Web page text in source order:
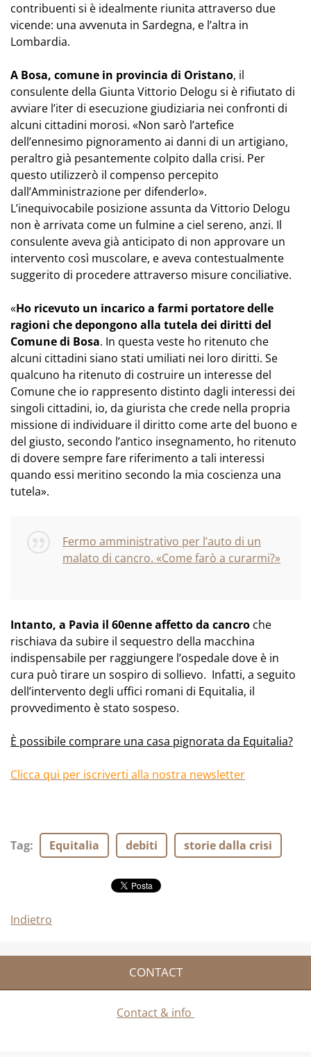
contribuenti si è idealmente riunita attraverso due
vicende: una avvenuta in Sardegna, e l’altra in
Lombardia.
A Bosa, comune in provincia di Oristano, il
consulente della Giunta Vittorio Delogu si è rifiutato di
avviare l’iter di esecuzione giudiziaria nei confronti di
alcuni cittadini morosi. «Non sarò l’artefice
dell’ennesimo pignoramento ai danni di un artigiano,
peraltro già pesantemente colpito dalla crisi. Per
questo utilizzerò il compenso percepito
dall’Amministrazione per difenderlo».
L’inequivocabile posizione assunta da Vittorio Delogu
non è arrivata come un fulmine a ciel sereno, anzi. Il
consulente aveva già anticipato di non approvare un
intervento così muscolare, e aveva contestualmente
suggerito di procedere attraverso misure conciliative.
«Ho ricevuto un incarico a farmi portatore delle
ragioni che depongono alla tutela dei diritti del
Comune di Bosa. In questa veste ho ritenuto che
alcuni cittadini siano stati umiliati nei loro diritti. Se
qualcuno ha ritenuto di costruire un interesse del
Comune che io rappresento distinto dagli interessi dei
singoli cittadini, io, da giurista che crede nella propria
missione di individuare il diritto come arte del buono e
del giusto, secondo l’antico insegnamento, ho ritenuto
di dovere sempre fare riferimento a tali interessi
quando essi meritino secondo la mia coscienza una
tutela».
Fermo amministrativo per l’auto di un
malato di cancro. «Come farò a curarmi?»
Intanto, a Pavia il 60enne affetto da cancro che
rischiava da subire il sequestro della macchina
indispensabile per raggiungere l’ospedale dove è in
cura può tirare un sospiro di sollievo. Infatti, a seguito
dell’intervento degli uffici romani di Equitalia, il
provvedimento è stato sospeso.
È possibile comprare una casa pignorata da Equitalia?
Clicca qui per iscriverti alla nostra newsletter
Tag: Equitalia debiti storie dalla crisi
Indietro
CONTACT
Contact & info